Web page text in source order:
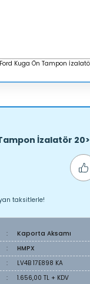
İzalatör 20>
taksitlerle!
Kaporta Aksamı
HMPX
LV4B 17E898 KA
1.656,00 TL + KDV